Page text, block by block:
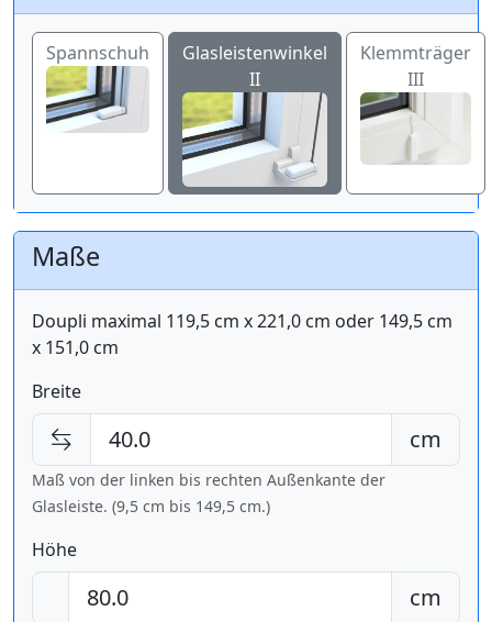
Spannschuh
Glasleistenwinkel
II
Klemmträger
III
Maße
Doupli maximal 119,5 cm x 221,0 cm oder 149,5 cm
x 151,0 cm
Breite
cm
Maß von der linken bis rechten Außenkante der
Glasleiste. (9,5 cm bis 149,5 cm.)
Höhe
cm